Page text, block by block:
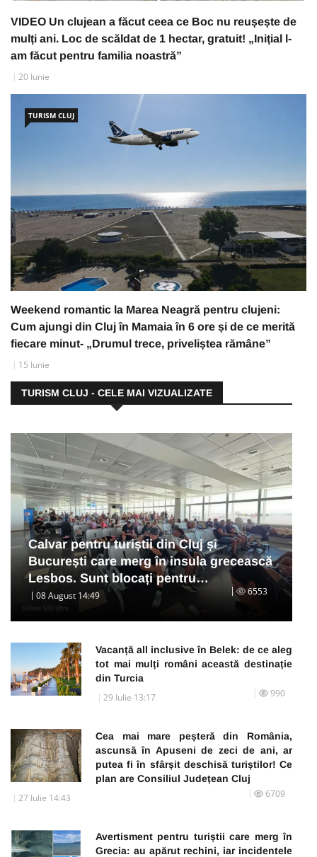
VIDEO Un clujean a făcut ceea ce Boc nu reușește de
mulți ani. Loc de scăldat de 1 hectar, gratuit! „Inițial l-
am făcut pentru familia noastră”
20 Iunie
TURISM CLUJ
Weekend romantic la Marea Neagră pentru clujeni:
Cum ajungi din Cluj în Mamaia în 6 ore și de ce merită
fiecare minut- „Drumul trece, priveliștea rămâne”
15 Iunie
TURISM CLUJ - CELE MAI VIZUALIZATE
Calvar pentru turiștii din Cluj și
București care merg în insula grecească
Lesbos. Sunt blocați pentru…
08 August 14:49 6553
Vacanță all inclusive în Belek: de ce aleg
tot mai mulți români această destinație
din Turcia
29 Iulie 13:17 990
Cea mai mare peșteră din România,
ascunsă în Apuseni de zeci de ani, ar
putea fi în sfârșit deschisă turiștilor! Ce
plan are Consiliul Județean Cluj
27 Iulie 14:43 6709
Avertisment pentru turiștii care merg în
Grecia: au apărut rechini, iar incidentele